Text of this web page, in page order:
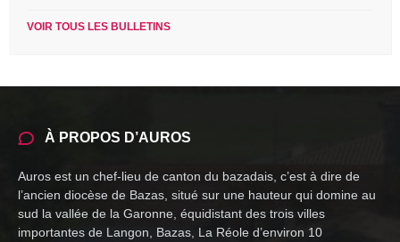
pdf
VOIR TOUS LES BULLETINS
À PROPOS D’AUROS
Auros est un chef-lieu de canton du bazadais, c’est à dire de
l’ancien diocèse de Bazas, situé sur une hauteur qui domine au
sud la vallée de la Garonne, équidistant des trois villes
importantes de Langon, Bazas, La Réole d’environ 10